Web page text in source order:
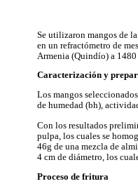
Se utilizaron mangos de
en un refractómetro de
Armenia (Quindío) a 1480
Caracterización y
Los mangos
de humedad (bh),
Con los resultados
pulpa, los cuales se
46g de una mezcla de
4 cm de diámetro, los
Proceso de fritura